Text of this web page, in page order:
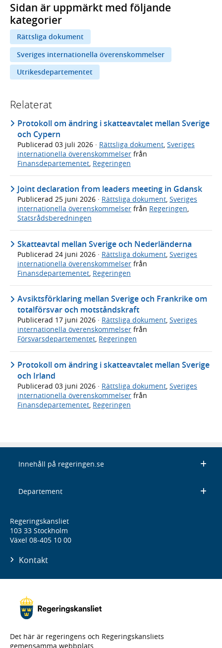
Sidan är uppmärkt med följande
kategorier
Rättsliga dokument
Sveriges internationella överenskommelser
Utrikesdepartementet
Relaterat
Protokoll om ändring i skatteavtalet mellan Sverige
och Cypern
Publicerad 03 juli 2026 · Rättsliga dokument Sveriges
internationella överenskommelser från
Finansdepartementet Regeringen
Joint declaration from leaders meeting in Gdansk
Publicerad 25 juni 2026 · Rättsliga dokument, Sveriges
internationella överenskommelser från Regeringen,
Statsrådsberedningen
Skatteavtal mellan Sverige och Nederländerna
Publicerad 24 juni 2026 · Rättsliga dokument, Sveriges
internationella överenskommelser från
Finansdepartementet, Regeringen
Avsiktsförklaring mellan Sverige och Frankrike om
totalförsvar och motståndskraft
Publicerad 17 juni 2026 · Rättsliga dokument, Sveriges
internationella överenskommelser från
Försvarsdepartementet, Regeringen
Protokoll om ändring i skatteavtalet mellan Sverige
och Irland
Publicerad 03 juni 2026 · Rättsliga dokument, Sveriges
internationella överenskommelser från
Finansdepartementet, Regeringen
Innehåll på regeringen.se
Departement
Regeringskansliet
103 33 Stockholm
Växel 08-405 10 00
Kontakt
Det här är regeringens och Regeringskansliets
gemensamma webbplats.